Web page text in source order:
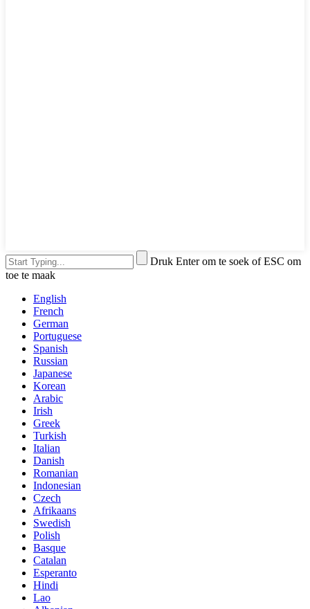
Druk Enter om te soek of ESC om
toe te maak
English
French
German
Portuguese
Spanish
Russian
Japanese
Korean
Arabic
Irish
Greek
Turkish
Italian
Danish
Romanian
Indonesian
Czech
Afrikaans
Swedish
Polish
Basque
Catalan
Esperanto
Hindi
Lao